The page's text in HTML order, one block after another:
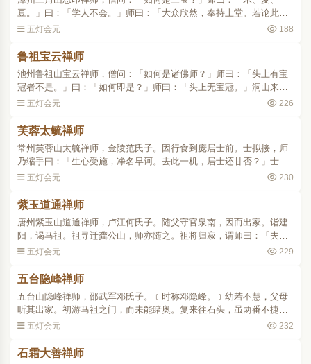
豆。」曰：「学人不会。」师曰：「大众欣然，奉持上堂。若论此
事，贬上眉毛，早已蹉过也。」麻谷便问：「贬上眉毛即不问，如何
五灯会元 188
鲁祖宝云禅师
池州鲁祖山宝云禅师，僧问：「如何是诸佛师？」师曰：「头上有宝
冠者不是。」曰：「如何即是？」师曰：「头上无宝冠。」洞山来
参，礼拜，起，侍立，少顷而出，却再入来。师曰：「秖恁么，只恁
五灯会元 226
芙蓉太毓禅师
常州芙蓉山太毓禅师，金陵范氏子。因行食到庞居士前。士拟接，师
乃缩手曰：「生心受施，净名早诃。去此一机，居士还甘否？」士
曰：「当时善现，岂不作家？」师曰：「非关他事。」士曰：「食到
五灯会元 230
紫玉道通禅师
唐州紫玉山道通禅师，卢江何氏子。随父守官泉南，因而出家。诣建
阳，谒马祖。祖寻迁龚公山，师亦随之。祖将归寂，谓师曰：「夫玉
石润山秀丽，益汝道业，遇可居之。」师不晓其言。是秋游洛，回至
五灯会元 229
五台隐峰禅师
五台山隐峰禅师，邵武军邓氏子。﹝时称邓隐峰。﹞幼若不慧，父母
听其出家。初游马祖之门，而未能睹奥。复来往石头，虽两番不捷，
﹝语见马祖章。﹞而后于马祖言下相契。师问石头：「如何得合道
五灯会元 232
石霜大善禅师